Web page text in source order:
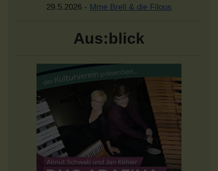
29.5.2026 - Mme Brell & die Filous
Aus:blick